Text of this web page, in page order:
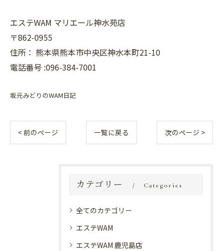
エステWAM マリエール神水苑店
〒862-0955
住所： 熊本県熊本市中央区神水本町21-10
電話番号 :096-384-7001
坂元みどりのWAM日記
< 前のページ 一覧に戻る 次のページ >
カテゴリー Categories
全てのカテゴリー
エステWAM
エステWAM 鹿児島店